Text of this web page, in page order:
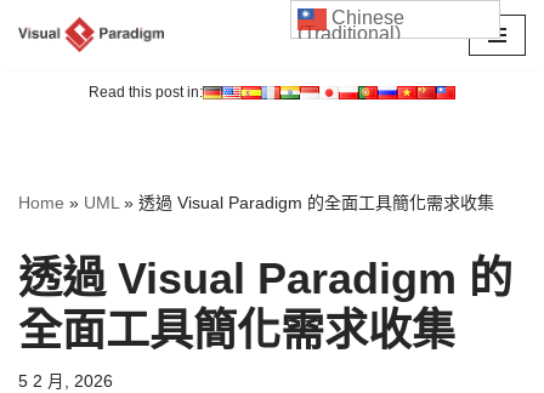
Read this post in:
Home » UML» 透過 Visual Paradigm 的全面工具簡化需求收集
透過 Visual Paradigm 的
全面工具簡化需求收集
5 2 月, 2026
Chinese
(Traditional)